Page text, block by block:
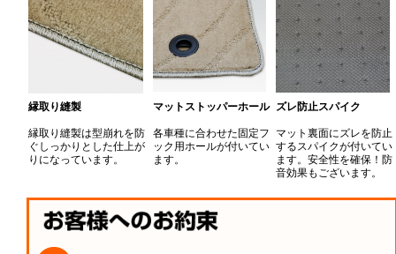
縁取り縫製
縁取り縫製は型崩れを防
ぐしっかりとした仕上が
りになっています。
マットストッパーホール
各車種に合わせた固定フ
ック用ホールが付いてい
ます。
ズレ防止スパイク
マット裏面にズレを防止
するスパイクが付いてい
ます。安全性を確保！防
音効果もございます。